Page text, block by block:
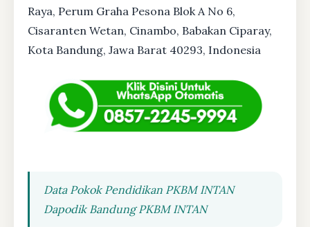
Raya, Perum Graha Pesona Blok A No 6,
Cisaranten Wetan, Cinambo, Babakan Ciparay,
Kota Bandung, Jawa Barat 40293, Indonesia
Data Pokok Pendidikan PKBM INTAN
Dapodik Bandung PKBM INTAN